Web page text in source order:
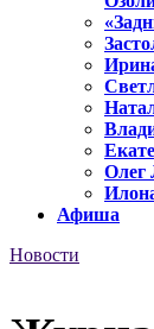
Олег
Афиша
Новости